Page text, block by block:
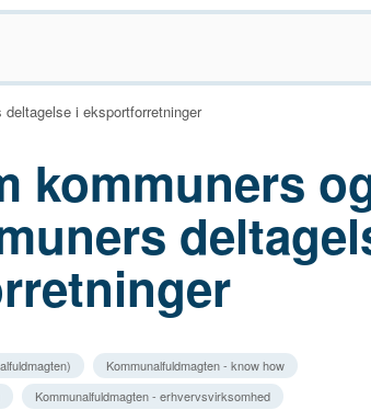
i eksportforretninger
kommuners
Kommunalfuldmagten - know how
Kommunalfuldmagten - erhvervsvirksomhed